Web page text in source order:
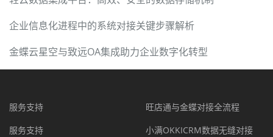
企业信息化进程中的系统对接关键步骤解析
金蝶云星空与致远OA集成助力企业数字化转型
服务支持
服务支持
旺店通与金蝶对接全流程
小满OKKICRM数据无缝对接